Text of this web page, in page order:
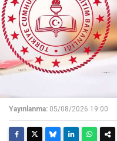
Yayınlanma: 05/08/2026 19:00